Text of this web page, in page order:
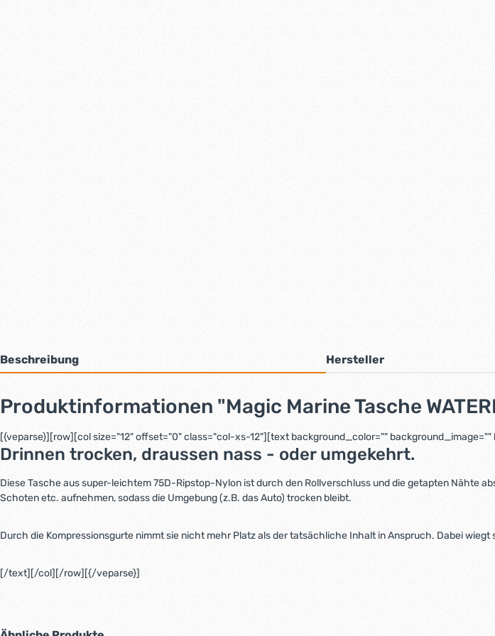
Beschreibung Hersteller
Produktinformationen "Magic Marine Tasche
[{veparse}][row][col size="12" offset="0" class="col-xs-12"][text background_color=""
Drinnen trocken, draussen nass - oder umgekehrt.
Diese Tasche aus super-leichtem 75D-Ripstop-Nylon ist durch den Rollverschluss und die getapten Nähte
Schoten etc. aufnehmen, sodass die Umgebung (z.B. das Auto) trocken bleibt.
Durch die Kompressionsgurte nimmt sie nicht mehr Platz als der tatsächliche Inhalt in Anspruch. Dabei
[/text][/col][/row][{/veparse}]